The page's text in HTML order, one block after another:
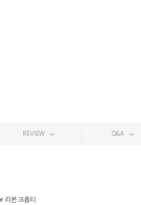
REVIEW Q&A
리본 크롭티